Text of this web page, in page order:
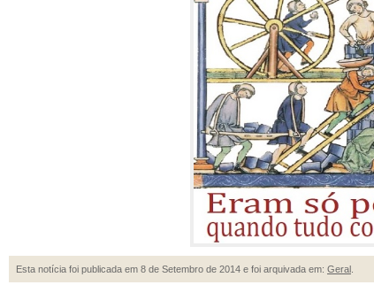
Esta notícia foi publicada em 8 de Setembro de 2014 e foi arquivada em: Geral